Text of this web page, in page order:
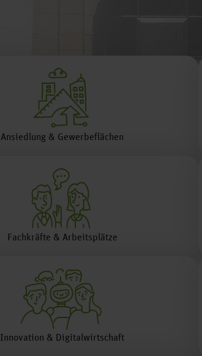
Ansiedlung & Gewerbeflächen
Fachkräfte & Arbeitsplätze
Innovation & Digitalwirtschaft